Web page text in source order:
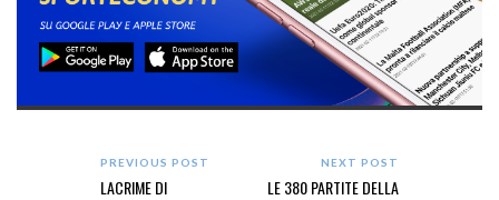
PREVIOUS POST
LACRIME DI
NEXT POST
LE 380 PARTITE DELLA